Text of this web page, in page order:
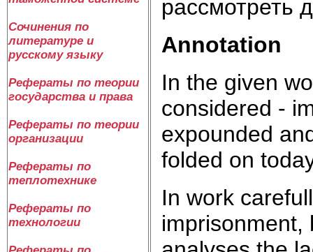
Сочинения по
литературе и
русскому языку
Рефераты по теории
государства и права
Рефераты по теории
организации
Рефераты по
теплотехнике
Рефераты по
технологии
рассмотреть
Annotation
In the given
considered -
expounded
folded on
In work
imprisonment,